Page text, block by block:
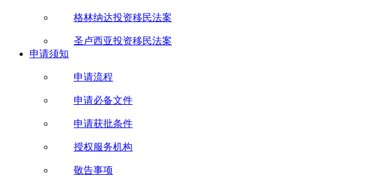
格林纳达投资移民法案
圣卢西亚投资移民法案
申请须知
申请流程
申请必备文件
申请获批条件
授权服务机构
敬告事项